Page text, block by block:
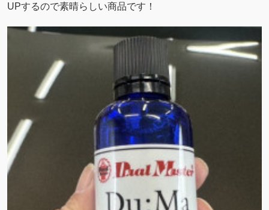
UPするので素晴らしい商品です！